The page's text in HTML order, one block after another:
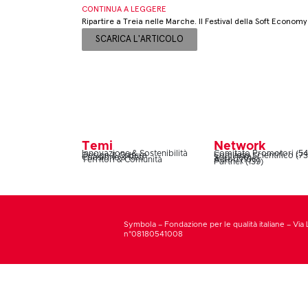
CONTINUA A LEGGERE
Ripartire a Treia nelle Marche. Il Festival della Soft
SCARICA L'ARTICOLO
Temi
Innovazione & Sostenibilità
Design & Cultura
Coesione & Reti
Territori & Comunità
Network
Comitato Promotori
Comitato Scientifico
Soci (160)
Autori (106)
Partner (139)
Symbola – Fondazione per le qualità italiane – Via
n°08180541008